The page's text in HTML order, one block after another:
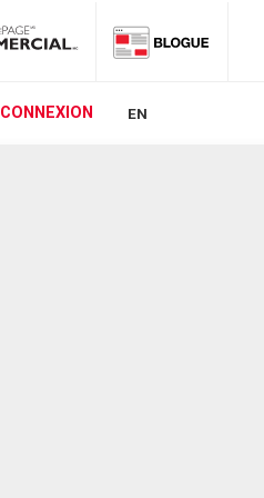
CONNEXION EN